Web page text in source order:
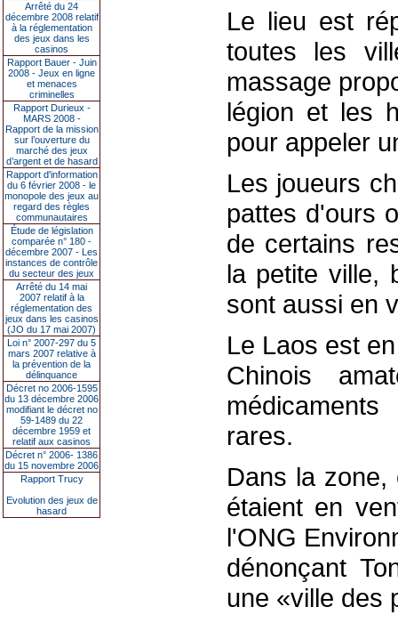
Arrêté du 24
décembre 2008 relatif
à la réglementation
des jeux dans les
casinos
Rapport Bauer - Juin
2008 - Jeux en ligne
et menaces
criminelles
Rapport Durieux -
MARS 2008 -
Rapport de la mission
sur l’ouverture du
marché des jeux
d’argent et de hasard
Rapport d'information
du 6 février 2008 - le
monopole des jeux au
regard des règles
communautaires
Étude de législation
comparée n° 180 -
décembre 2007 - Les
instances de contrôle
du secteur des jeux
Arrêté du 14 mai
2007 relatif à la
réglementation des
jeux dans les casinos
(JO du 17 mai 2007)
Loi n° 2007-297 du 5
mars 2007 relative à
la prévention de la
délinquance
Décret no 2006-1595
du 13 décembre 2006
modifiant le décret no
59-1489 du 22
décembre 1959 et
relatif aux casinos
Décret n° 2006- 1386
du 15 novembre 2006
Rapport Trucy
Evolution des jeux de
hasard
Le lieu est
toutes les
massage
légion et les
pour appeler
Les joueurs
pattes d'ours
de certains
la petite ville,
sont aussi en
Le Laos est
Chinois
rares.
Dans la
étaient en
l'ONG
dénonçant
une «ville des